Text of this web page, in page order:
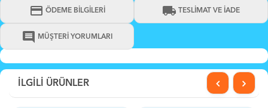
credit_card ÖDEME BİLGİLERİ local_shipping TESLİMAT VE İADE
comment MÜŞTERİ YORUMLARI
İLGİLİ ÜRÜNLER